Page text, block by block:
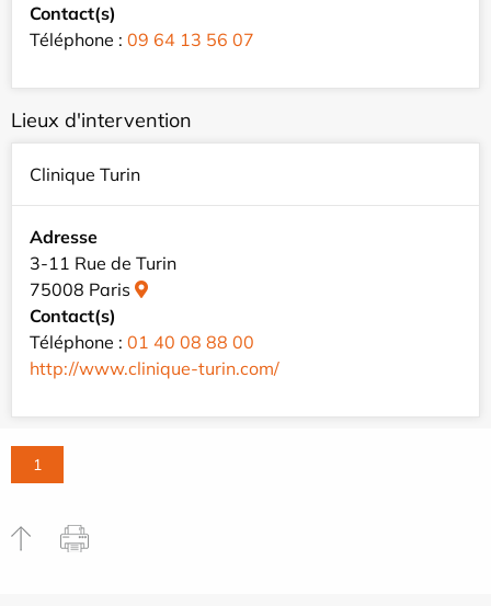
Contact(s)
Téléphone : 09 64 13 56 07
Lieux d'intervention
Clinique Turin
Adresse
3-11 Rue de Turin
75008 Paris
Contact(s)
Téléphone : 01 40 08 88 00
http://www.clinique-turin.com/
1